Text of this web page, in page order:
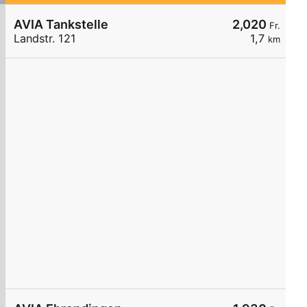
2,020 Fr.
1,7 km
AVIA Tankstelle
Landstr. 121